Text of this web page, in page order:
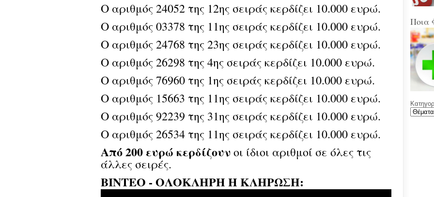
Ο αριθμός 24052 της 12ης σειράς κερδίζει 10.000 ευρώ.
Ο αριθμός 03378 της 11ης σειράς κερδίζει 10.000 ευρώ.
Ο αριθμός 24768 της 23ης σειράς κερδίζει 10.000 ευρώ.
Ο αριθμός 26298 της 4ης σειράς κερδίζει 10.000 ευρώ.
Ο αριθμός 76960 της 1ης σειράς κερδίζει 10.000 ευρώ.
Ο αριθμός 15663 της 11ης σειράς κερδίζει 10.000 ευρώ.
Ο αριθμός 92239 της 31ης σειράς κερδίζει 10.000 ευρώ.
Ο αριθμός 26534 της 11ης σειράς κερδίζει 10.000 ευρώ.
Από 200 ευρώ κερδίζουνοι ίδιοι αριθμοί σε όλες τις
άλλες σειρές.
ΒΙΝΤΕΟ - ΟΛΟΚΛΗΡΗ Η ΚΛΗΡΩΣΗ:
την
Ποια